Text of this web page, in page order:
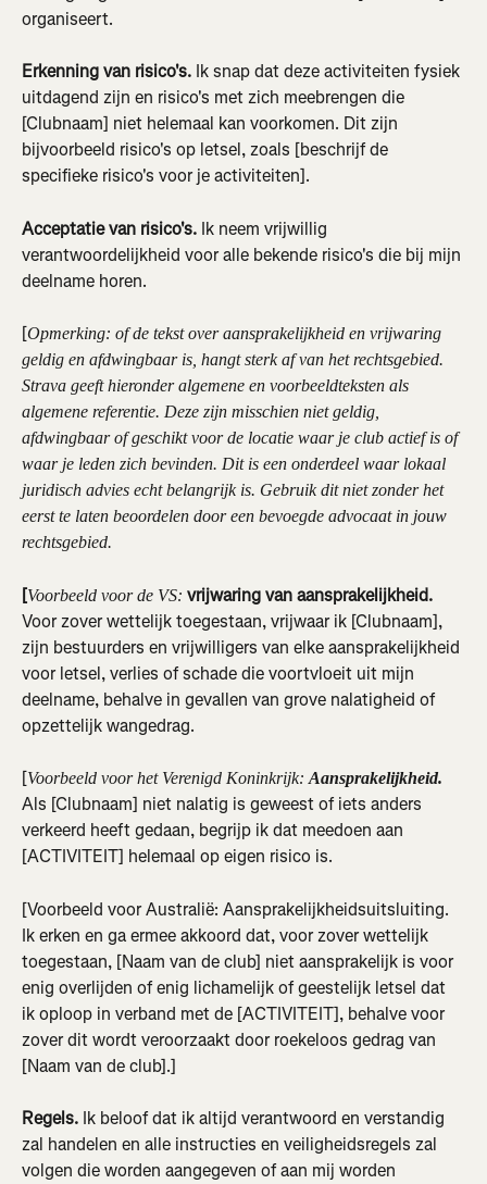
organiseert.
Erkenning van risico's. Ik snap dat deze activiteiten fysiek
uitdagend zijn en risico's met zich meebrengen die
[Clubnaam] niet helemaal kan voorkomen. Dit zijn
bijvoorbeeld risico's op letsel, zoals [beschrijf de
specifieke risico's voor je activiteiten].
Acceptatie van risico's. Ik neem vrijwillig
verantwoordelijkheid voor alle bekende risico's die bij mijn
deelname horen.
[Opmerking: of de tekst over aansprakelijkheid en vrijwaring
geldig en afdwingbaar is, hangt sterk af van het rechtsgebied.
Strava geeft hieronder algemene en voorbeeldteksten als
algemene referentie. Deze zijn misschien niet geldig,
afdwingbaar of geschikt voor de locatie waar je club actief is of
waar je leden zich bevinden. Dit is een onderdeel waar lokaal
juridisch advies echt belangrijk is. Gebruik dit niet zonder het
eerst te laten beoordelen door een bevoegde advocaat in jouw
rechtsgebied.
[Voorbeeld voor de VS: vrijwaring van aansprakelijkheid.
Voor zover wettelijk toegestaan, vrijwaar ik [Clubnaam],
zijn bestuurders en vrijwilligers van elke aansprakelijkheid
voor letsel, verlies of schade die voortvloeit uit mijn
deelname, behalve in gevallen van grove nalatigheid of
opzettelijk wangedrag.
[Voorbeeld voor het Verenigd Koninkrijk: Aansprakelijkheid.
Als [Clubnaam] niet nalatig is geweest of iets anders
verkeerd heeft gedaan, begrijp ik dat meedoen aan
[ACTIVITEIT] helemaal op eigen risico is.
[Voorbeeld voor Australië: Aansprakelijkheidsuitsluiting.
Ik erken en ga ermee akkoord dat, voor zover wettelijk
toegestaan, [Naam van de club] niet aansprakelijk is voor
enig overlijden of enig lichamelijk of geestelijk letsel dat
ik oploop in verband met de [ACTIVITEIT], behalve voor
zover dit wordt veroorzaakt door roekeloos gedrag van
[Naam van de club].]
Regels. Ik beloof dat ik altijd verantwoord en verstandig
zal handelen en alle instructies en veiligheidsregels zal
volgen die worden aangegeven of aan mij worden